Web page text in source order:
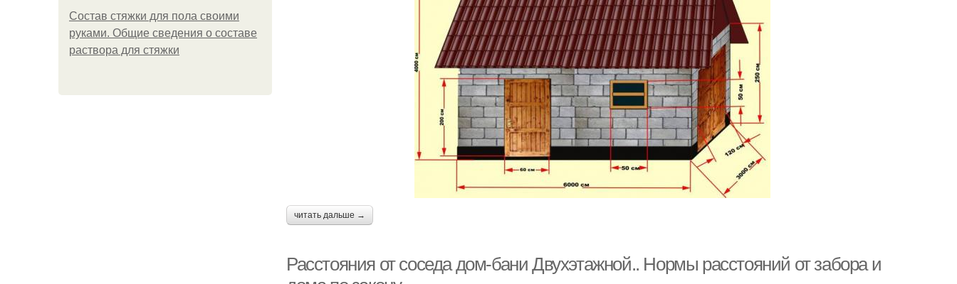
Состав стяжки для пола своими
руками. Общие сведения о составе
раствора для стяжки
читать дальше →
Расстояния от соседа дом-бани Двухэтажной.. Нормы расстояний от забора и